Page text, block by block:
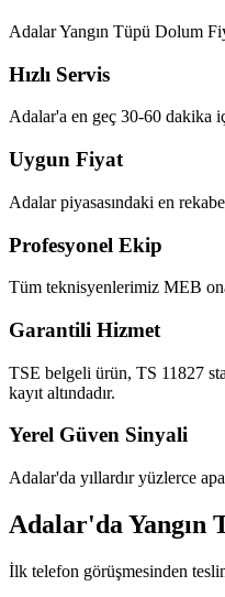
Adalar Yangın Tüpü Dolum
Hızlı Servis
Adalar'a en geç 30-60 dakika
Uygun Fiyat
Adalar piyasasındaki en
Profesyonel Ekip
Tüm teknisyenlerimiz MEB
Garantili Hizmet
TSE belgeli ürün, TS 11827
kayıt altındadır.
Yerel Güven Sinyali
Adalar'da yıllardır yüzlerce
Adalar'da Yangın
İlk telefon görüşmesinden